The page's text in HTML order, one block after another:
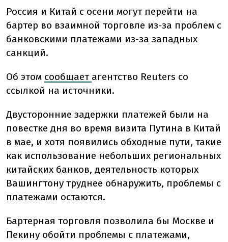
Россия и Китай с осени могут перейти на
бартер во взаимной торговле из-за проблем с
банковскими платежами из-за западных
санкций.
Об этом сообщает агентство Reuters со
ссылкой на источники.
Двусторонние задержки платежей были на
повестке дня во время визита Путина в Китай
в мае, и хотя появились обходные пути, такие
как использование небольших региональных
китайских банков, деятельность которых
Вашингтону труднее обнаружить, проблемы с
платежами остаются.
Бартерная торговля позволила бы Москве и
Пекину обойти проблемы с платежами,